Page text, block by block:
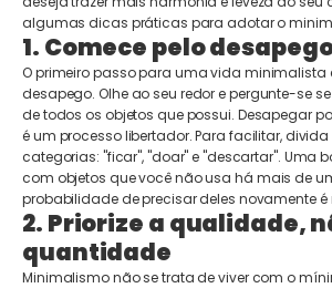
algumas dicas práticas para adotar o
1. Comece pelo
O primeiro passo para uma vida minimalista
desapego. Olhe ao seu redor e pergunte-se
de todos os objetos que possui. Desapegar
é um processo libertador. Para facilitar, divida
categorias: "ficar", "doar" e "descartar". Uma
com objetos que você não usa há mais de
probabilidade de precisar deles novamente
2. Priorize a qualidade,
quantidade
Minimalismo não se trata de viver com o